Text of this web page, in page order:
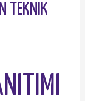
TEKNIK